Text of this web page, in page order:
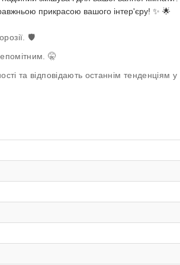
прикрасою вашого інтер'єру! ✨ 🌟
🛡️
🤫
та відповідають останнім тенденціям у